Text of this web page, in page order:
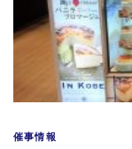
催事情報